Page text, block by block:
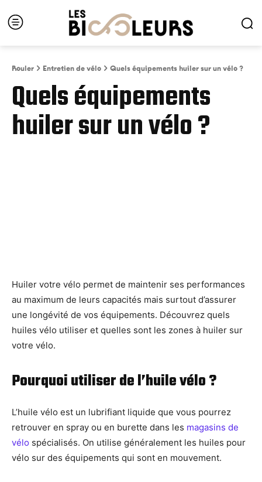
Rouler Entretien de vélo Quels équipements huiler sur un vélo ?
Quels équipements
huiler sur un vélo ?
Huiler votre vélo permet de maintenir ses performances
au maximum de leurs capacités mais surtout d’assurer
une longévité de vos équipements. Découvrez quels
huiles vélo utiliser et quelles sont les zones à huiler sur
votre vélo.
Pourquoi utiliser de l’huile vélo ?
L’huile vélo est un lubrifiant liquide que vous pourrez
retrouver en spray ou en burette dans les magasins de
vélo spécialisés. On utilise généralement les huiles pour
vélo sur des équipements qui sont en mouvement.